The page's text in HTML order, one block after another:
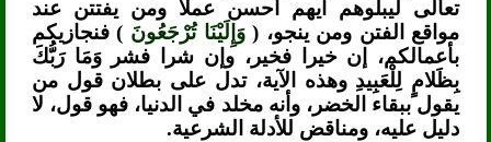
تعالى ليبلوهم أيهم أحسن عملا ومن يفتتن عند
مواقع الفتن ومن ينجو، (وَإِلَيْنَا تُرْجَعُونَ ) فنجازيكم
بأعمالكم، إن خيرا فخير، وإن شرا فشر وَمَا رَبُّكَ
بِظَلامٍ لِلْعَبِيدِ وهذه الآية، تدل على بطلان قول من
يقول ببقاء الخضر، وأنه مخلد في الدنيا، فهو قول، لا
دليل عليه، ومناقض للأدلة الشرعية.